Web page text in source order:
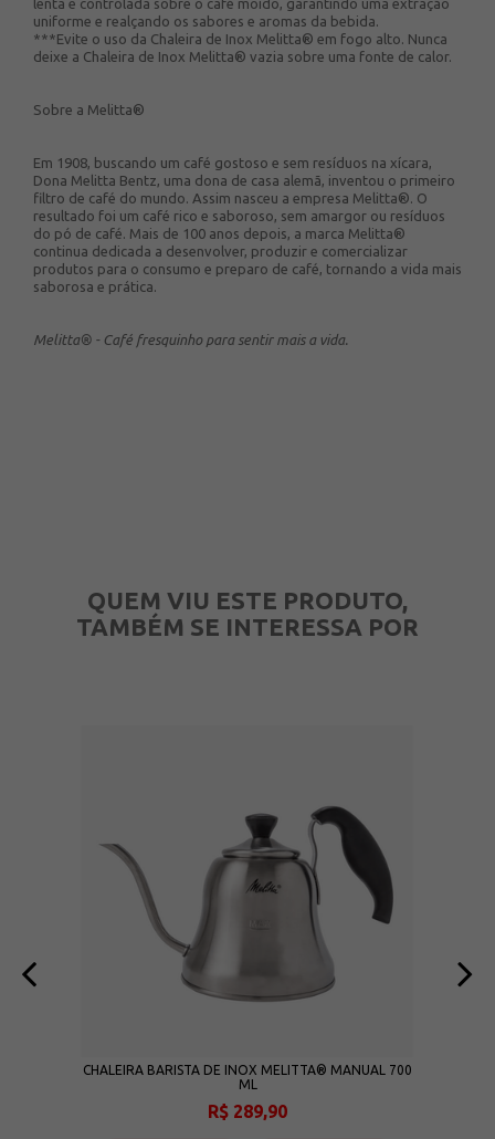
lenta e controlada sobre o café moído, garantindo uma extração
uniforme e realçando os sabores e aromas da bebida.
***Evite o uso da Chaleira de Inox Melitta® em fogo alto. Nunca
deixe a Chaleira de Inox Melitta® vazia sobre uma fonte de calor.
Sobre a Melitta®
Em 1908, buscando um café gostoso e sem resíduos na xícara,
Dona Melitta Bentz, uma dona de casa alemã, inventou o primeiro
filtro de café do mundo. Assim nasceu a empresa Melitta®. O
resultado foi um café rico e saboroso, sem amargor ou resíduos
do pó de café. Mais de 100 anos depois, a marca Melitta®
continua dedicada a desenvolver, produzir e comercializar
produtos para o consumo e preparo de café, tornando a vida mais
saborosa e prática.
Melitta® - Café fresquinho para sentir mais a vida.
QUEM VIU ESTE PRODUTO,
TAMBÉM SE INTERESSA POR
CHALEIRA BARISTA DE INOX MELITTA® MANUAL 700
ML
R$ 289,90